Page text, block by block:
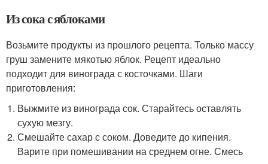
Из сока с яблоками
Возьмите продукты из прошлого рецепта. Только массу
груш замените мякотью яблок. Рецепт идеально
подходит для винограда с косточками. Шаги
приготовления:
Выжмите из винограда сок. Старайтесь оставлять
сухую мезгу.
Смешайте сахар с соком. Доведите до кипения.
Варите при помешивании на среднем огне. Смесь